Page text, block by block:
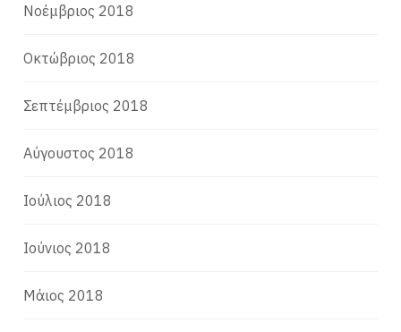
Νοέμβριος 2018
Οκτώβριος 2018
Σεπτέμβριος 2018
Αύγουστος 2018
Ιούλιος 2018
Ιούνιος 2018
Μάιος 2018